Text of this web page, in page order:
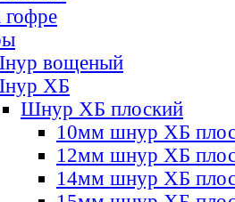
гофре
вощеный
ХБ
Шнур ХБ плоский
10мм шнур ХБ
12мм шнур ХБ
14мм шнур ХБ